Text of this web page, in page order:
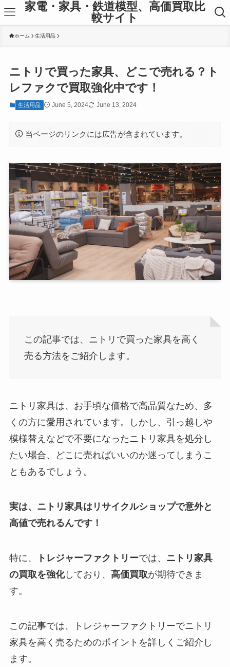
家電・家具・鉄道模型、高価買取比
較サイト
ホーム 生活用品
ニトリで買った家具、どこで売れる？ト
レファクで買取強化中です！
生活用品 June 5, 2024 June 13, 2024
当ページのリンクには広告が含まれています。
この記事では、ニトリで買った家具を高く
売る方法をご紹介します。
ニトリ家具は、お手頃な価格で高品質なため、多
くの方に愛用されています。しかし、引っ越しや
模様替えなどで不要になったニトリ家具を処分し
たい場合、どこに売ればいいのか迷ってしまうこ
ともあるでしょう。
実は、ニトリ家具はリサイクルショップで意外と
高値で売れるんです！
特に、 トレジャーファクトリーでは、 ニトリ家具
の買取を強化しており、 高価買取が期待できま
す。
この記事では、トレジャーファクトリーでニトリ
家具を高く売るためのポイントを詳しくご紹介し
ます。